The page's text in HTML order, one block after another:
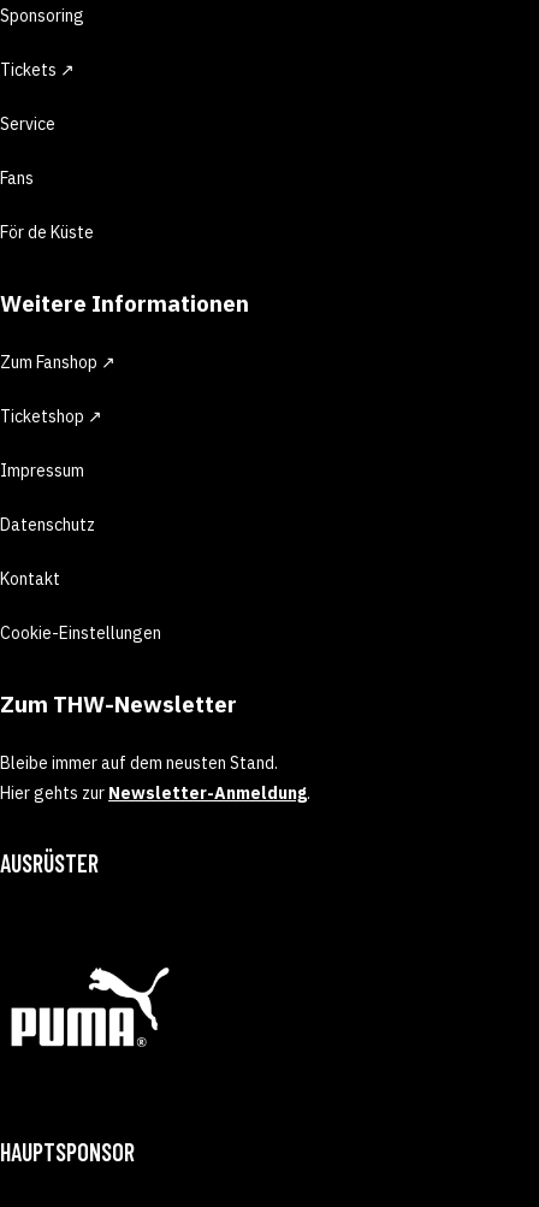
Sponsoring
Tickets ↗
Service
Fans
För de Küste
Weitere Informationen
Zum Fanshop ↗
Ticketshop ↗
Impressum
Datenschutz
Kontakt
Cookie-Einstellungen
Zum THW-Newsletter
Bleibe immer auf dem neusten Stand.
Hier gehts zur Newsletter-Anmeldung.
AUSRÜSTER
HAUPTSPONSOR